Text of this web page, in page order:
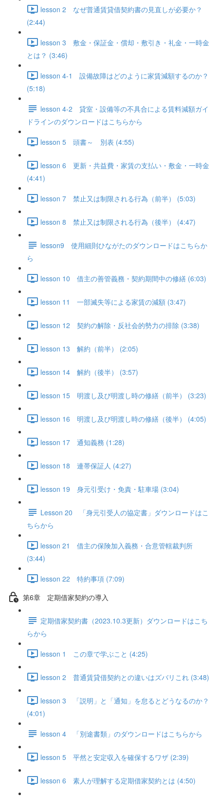
lesson 2 なぜ普通賃貸借契約書の見直しが必要か？
(2:44)
lesson 3 敷金・保証金・償却・敷引き・礼金・一時金
とは？ (3:46)
lesson 4-1 設備故障はどのように家賃減額するのか？
(5:18)
lesson 4-2 貸室・設備等の不具合による賃料減額ガイ
ドラインのダウンロードはこちらから
lesson 5 頭書～ 別表 (4:55)
lesson 6 更新・共益費・家賃の支払い・敷金・一時金
(4:41)
lesson 7 禁止又は制限される行為（前半） (5:03)
lesson 8 禁止又は制限される行為（後半） (4:47)
lesson9 使用細則ひながたのダウンロードはこちらか
ら
lesson 10 借主の善管義務・契約期間中の修繕 (6:03)
lesson 11 一部滅失等による家賃の減額 (3:47)
lesson 12 契約の解除・反社会的勢力の排除 (3:38)
lesson 13 解約（前半） (2:05)
lesson 14 解約（後半） (3:57)
lesson 15 明渡し及び明渡し時の修繕（前半） (3:23)
lesson 16 明渡し及び明渡し時の修繕（後半） (4:05)
lesson 17 通知義務 (1:28)
lesson 18 連帯保証人 (4:27)
lesson 19 身元引受け・免責・駐車場 (3:04)
Lesson 20 「身元引受人の協定書」ダウンロードはこ
ちらから
lesson 21 借主の保険加入義務・合意管轄裁判所
(3:44)
lesson 22 特約事項 (7:09)
第6章 定期借家契約の導入
定期借家契約書（2023.10.3更新）ダウンロードはこち
らから
lesson 1 この章で学ぶこと (4:25)
lesson 2 普通賃貸借契約との違いはズバリこれ (3:48)
lesson 3 「説明」と「通知」を怠るとどうなるのか？
(4:01)
lesson 4 「別途書類」のダウンロードはこちらから
lesson 5 平然と安定収入を確保するワザ (2:39)
lesson 6 素人が理解する定期借家契約とは (4:50)